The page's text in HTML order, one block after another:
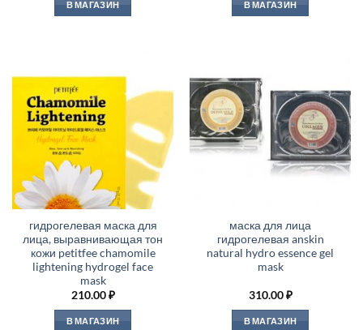
В МАГАЗИН В МАГАЗИН
гидрогелевая маска для
лица, выравнивающая тон
кожи petitfee chamomile
lightening hydrogel face
mask
210.00₽
В МАГАЗИН
маска для лица
гидрогелевая anskin
natural hydro essence gel
mask
310.00₽
В МАГАЗИН